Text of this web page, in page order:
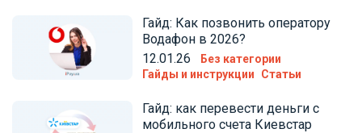
Гайд: Как позвонить оператору
Водафон в 2026?
12.01.26
Без категории
Гайды и инструкции
Статьи
Гайд: как перевести деньги с
мобильного счета Киевстар